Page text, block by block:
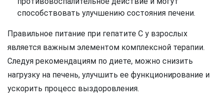
способствовать улучшению состояния печени.
Правильное питание при гепатите C у взрослых
является важным элементом комплексной терапии.
Следуя рекомендациям по диете, можно снизить
нагрузку на печень, улучшить ее функционирование и
ускорить процесс выздоровления.